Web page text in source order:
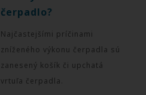
čerpadlo?
Najčastejšími príčinami
zníženého výkonu čerpadla sú
zanesený košík či upchatá
vrtuľa čerpadla.